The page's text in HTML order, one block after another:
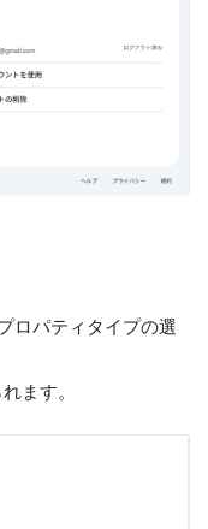
ロパティタイプの選
ます。